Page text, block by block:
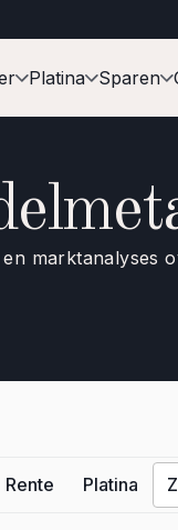
Platina Sparen
marktanalyses
Rente Platina